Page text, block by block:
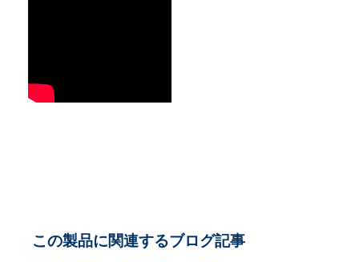
この製品に関連するブログ記事